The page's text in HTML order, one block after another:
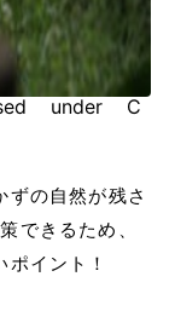
under C
ずの自然が残さ
きるため、
イント！